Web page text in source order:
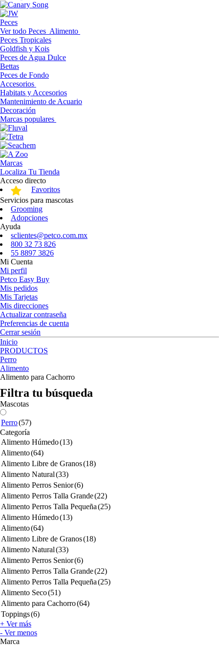
Peces
Ver todo Peces Alimento
Peces Tropicales
Goldfish y Kois
Peces de Agua Dulce
Bettas
Peces de Fondo
Accesorios
Habitats y Accesorios
Mantenimiento de Acuario
Decoración
Marcas populares
Marcas
Localiza Tu Tienda
Acceso directo
Favoritos
Servicios para mascotas
Grooming
Adopciones
Ayuda
sclientes@petco.com.mx
800 32 73 826
55 8897 3826
Mi Cuenta
Mi perfil
Petco Easy Buy
Mis pedidos
Mis Tarjetas
Mis direcciones
Actualizar contraseña
Preferencias de cuenta
Cerrar sesión
Inicio
PRODUCTOS
Perro
Alimento
Alimento para Cachorro
Filtra tu búsqueda
Mascotas
Perro(57)
Categoría
Alimento Húmedo(13)
Alimento(64)
Alimento Libre de Granos(18)
Alimento Natural(33)
Alimento Perros Senior(6)
Alimento Perros Talla Grande(22)
Alimento Perros Talla Pequeña(25)
Alimento Húmedo(13)
Alimento(64)
Alimento Libre de Granos(18)
Alimento Natural(33)
Alimento Perros Senior(6)
Alimento Perros Talla Grande(22)
Alimento Perros Talla Pequeña(25)
Alimento Seco(51)
Alimento para Cachorro(64)
Toppings(6)
+ Ver más
- Ver menos
Marca